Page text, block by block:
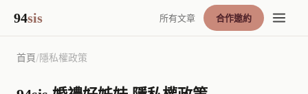
94sis 所有文章 合作邀約
首頁/隱私權政策